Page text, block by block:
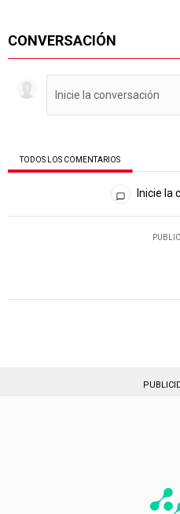
CONVERSACIÓN
TODOS LOS COMENTARIOS
Todos los comentarios
Inicie la